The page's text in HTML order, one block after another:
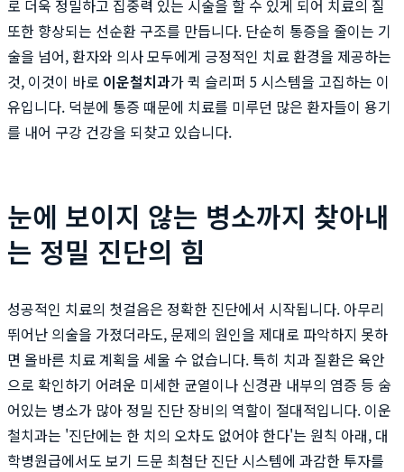
로 더욱 정밀하고 집중력 있는 시술을 할 수 있게 되어 치료의 질
또한 향상되는 선순환 구조를 만듭니다. 단순히 통증을 줄이는 기
술을 넘어, 환자와 의사 모두에게 긍정적인 치료 환경을 제공하는
것, 이것이 바로 이운철치과가 퀵 슬리퍼 5 시스템을 고집하는 이
유입니다. 덕분에 통증 때문에 치료를 미루던 많은 환자들이 용기
를 내어 구강 건강을 되찾고 있습니다.
눈에 보이지 않는 병소까지 찾아내
는 정밀 진단의 힘
성공적인 치료의 첫걸음은 정확한 진단에서 시작됩니다. 아무리
뛰어난 의술을 가졌더라도, 문제의 원인을 제대로 파악하지 못하
면 올바른 치료 계획을 세울 수 없습니다. 특히 치과 질환은 육안
으로 확인하기 어려운 미세한 균열이나 신경관 내부의 염증 등 숨
어있는 병소가 많아 정밀 진단 장비의 역할이 절대적입니다. 이운
철치과는 '진단에는 한 치의 오차도 없어야 한다'는 원칙 아래, 대
학병원급에서도 보기 드문 최첨단 진단 시스템에 과감한 투자를